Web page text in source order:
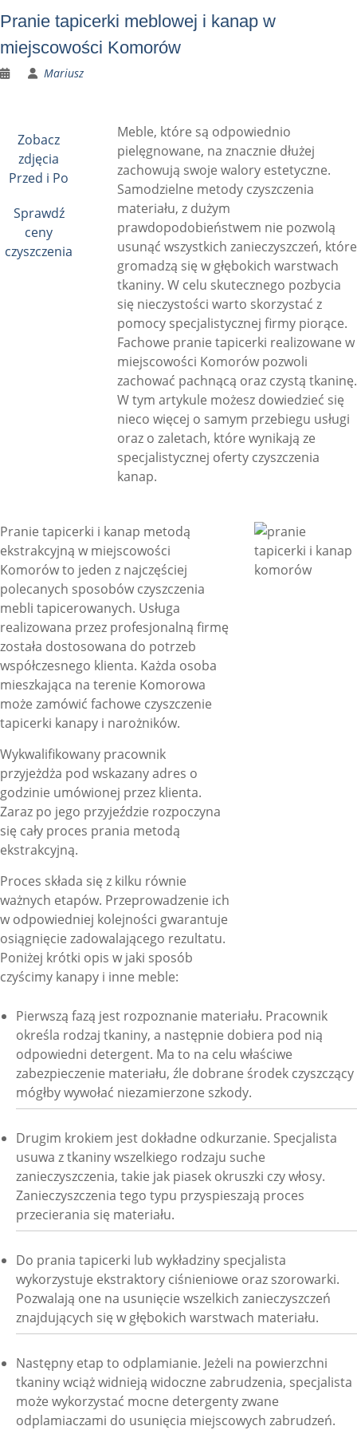
Pranie tapicerki meblowej i kanap w
miejscowości Komorów
Mariusz
Zobacz
zdjęcia
Przed i Po
Sprawdź
ceny
czyszczenia
Meble, które są odpowiednio
pielęgnowane, na znacznie dłużej
zachowują swoje walory estetyczne.
Samodzielne metody czyszczenia
materiału, z dużym
prawdopodobieństwem nie pozwolą
usunąć wszystkich zanieczyszczeń, które
gromadzą się w głębokich warstwach
tkaniny. W celu skutecznego pozbycia
się nieczystości warto skorzystać z
pomocy specjalistycznej firmy piorące.
Fachowe pranie tapicerki realizowane w
miejscowości Komorów pozwoli
zachować pachnącą oraz czystą tkaninę.
W tym artykule możesz dowiedzieć się
nieco więcej o samym przebiegu usługi
oraz o zaletach, które wynikają ze
specjalistycznej oferty czyszczenia
kanap.
Pranie tapicerki i kanap metodą
ekstrakcyjną w miejscowości
Komorów to jeden z najczęściej
polecanych sposobów czyszczenia
mebli tapicerowanych. Usługa
realizowana przez profesjonalną firmę
została dostosowana do potrzeb
współczesnego klienta. Każda osoba
mieszkająca na terenie Komorowa
może zamówić fachowe czyszczenie
tapicerki kanapy i narożników.
Wykwalifikowany pracownik
przyjeżdża pod wskazany adres o
godzinie umówionej przez klienta.
Zaraz po jego przyjeździe rozpoczyna
się cały proces prania metodą
ekstrakcyjną.
Proces składa się z kilku równie
ważnych etapów. Przeprowadzenie ich
w odpowiedniej kolejności gwarantuje
osiągnięcie zadowalającego rezultatu.
Poniżej krótki opis w jaki sposób
czyścimy kanapy i inne meble:
Pierwszą fazą jest rozpoznanie materiału. Pracownik
określa rodzaj tkaniny, a następnie dobiera pod nią
odpowiedni detergent. Ma to na celu właściwe
zabezpieczenie materiału, źle dobrane środek czyszczący
mógłby wywołać niezamierzone szkody.
Drugim krokiem jest dokładne odkurzanie. Specjalista
usuwa z tkaniny wszelkiego rodzaju suche
zanieczyszczenia, takie jak piasek okruszki czy włosy.
Zanieczyszczenia tego typu przyspieszają proces
przecierania się materiału.
Do prania tapicerki lub wykładziny specjalista
wykorzystuje ekstraktory ciśnieniowe oraz szorowarki.
Pozwalają one na usunięcie wszelkich zanieczyszczeń
znajdujących się w głębokich warstwach materiału.
Następny etap to odplamianie. Jeżeli na powierzchni
tkaniny wciąż widnieją widoczne zabrudzenia, specjalista
może wykorzystać mocne detergenty zwane
odplamiaczami do usunięcia miejscowych zabrudzeń.